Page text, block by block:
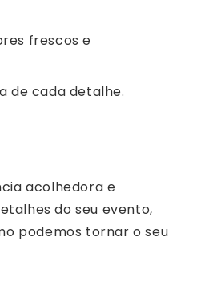
frescos e
de cada detalhe.
acolhedora e
do seu evento,
podemos tornar o seu